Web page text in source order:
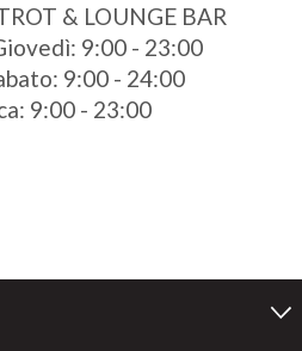
& LOUNGE BAR
9:00 - 23:00
9:00 - 24:00
9:00 - 23:00